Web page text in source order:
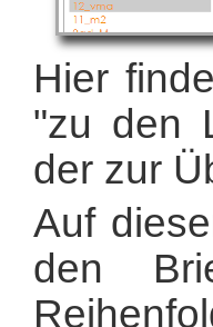
Hier
"zu den
der zur
Auf
den